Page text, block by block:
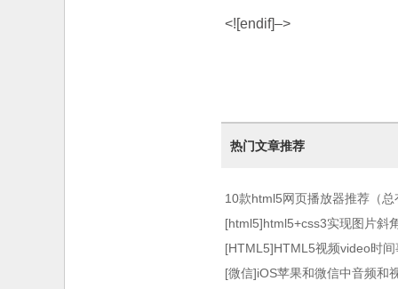
<![endif]–>
热门文章推荐
10款html5网页播放器推荐（
[html5]html5+css3实现图片斜
[HTML5]HTML5视频video时
[微信]iOS苹果和微信中音频和